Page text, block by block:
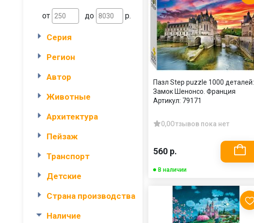
от до р.
Серия
Регион
Автор
Животные
Архитектура
Пейзаж
Транспорт
Детские
Страна производства
Наличие
Пазл Step puzzle 1000 деталей:
Замок Шенонсо. Франция
Артикул: 79171
0,0Отзывов пока нет
560 р.
В наличии